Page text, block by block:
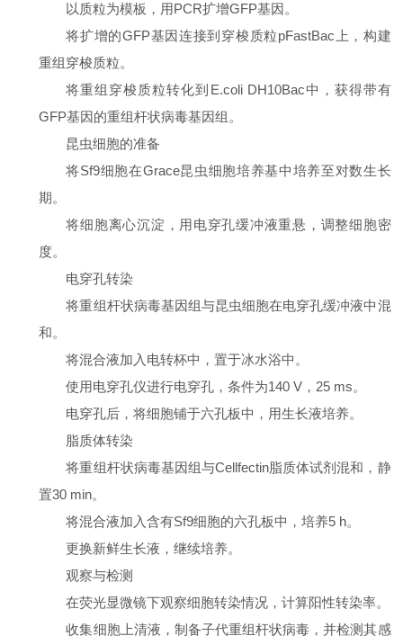
以质粒为模板，用PCR扩增GFP基因。
将扩增的GFP基因连接到穿梭质粒pFastBac上，构建
重组穿梭质粒。
将重组穿梭质粒转化到E.coli DH10Bac中，获得带有
GFP基因的重组杆状病毒基因组。
昆虫细胞的准备
将Sf9细胞在Grace昆虫细胞培养基中培养至对数生长
期。
将细胞离心沉淀，用电穿孔缓冲液重悬，调整细胞密
度。
电穿孔转染
将重组杆状病毒基因组与昆虫细胞在电穿孔缓冲液中混
和。
将混合液加入电转杯中，置于冰水浴中。
使用电穿孔仪进行电穿孔，条件为140 V，25 ms。
电穿孔后，将细胞铺于六孔板中，用生长液培养。
脂质体转染
将重组杆状病毒基因组与Cellfectin脂质体试剂混和，静
置30 min。
将混合液加入含有Sf9细胞的六孔板中，培养5 h。
更换新鲜生长液，继续培养。
观察与检测
在荧光显微镜下观察细胞转染情况，计算阳性转染率。
收集细胞上清液，制备子代重组杆状病毒，并检测其感